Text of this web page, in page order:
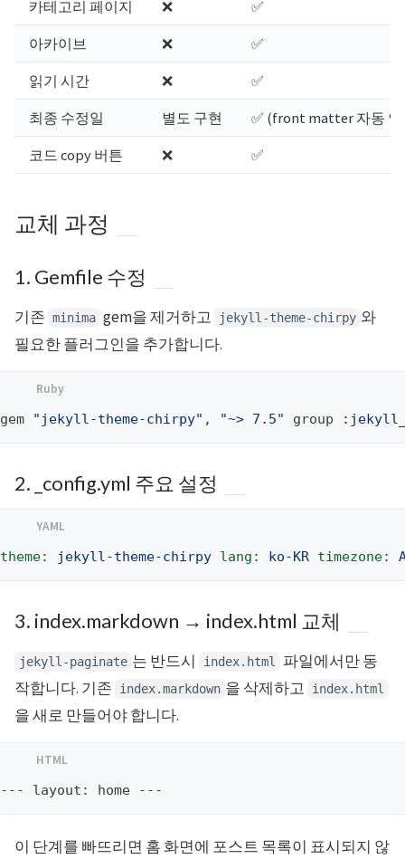
카테고리 페이지 ❌ ✅
아카이브 ❌ ✅
읽기 시간 ❌ ✅
최종 수정일 별도 구현 ✅ (front matter 자동 인
코드 copy 버튼 ❌ ✅
교체 과정
1. Gemfile 수정
기존 minima gem을 제거하고 jekyll-theme-chirpy 와
필요한 플러그인을 추가합니다.
gem "jekyll-theme-chirpy" , "~> 7.5" group
2. _config.yml 주요 설정
theme: jekyll-theme-chirpy lang : ko-KR timezone:
3. index.markdown → index.html 교체
jekyll-paginate 는 반드시 index.html
파일에서만 동
작합니다. 기존
index.markdown 을 삭제하고 index.html
을 새로 만들어야 합니다.
--- layout: home ---
이 단계를 빠뜨리면 홈 화면에 포스트 목록이 표시되지 않